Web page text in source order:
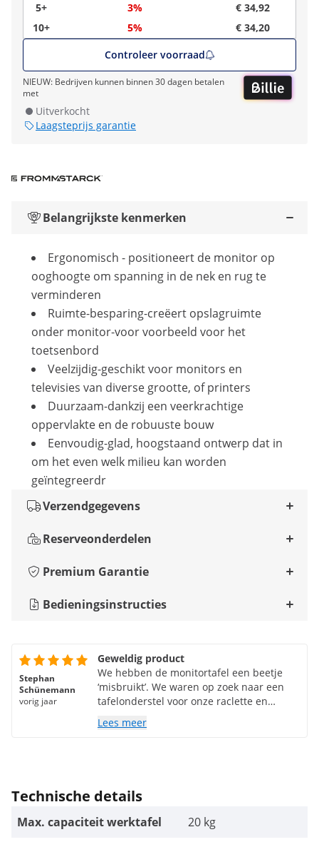
5+
3%
€ 34,92
10+
5%
€ 34,20
Controleer voorraad
NIEUW: Bedrijven kunnen binnen 30 dagen betalen
met
Uitverkocht
Laagsteprijs garantie
Belangrijkste kenmerken
Ergonomisch - positioneert de monitor op
ooghoogte om spanning in de nek en rug te
verminderen
Ruimte-besparing-creëert opslagruimte
onder monitor-voor voorbeeld voor het
toetsenbord
Veelzijdig-geschikt voor monitors en
televisies van diverse grootte, of printers
Duurzaam-dankzij een veerkrachtige
oppervlakte en de robuuste bouw
Eenvoudig-glad, hoogstaand ontwerp dat in
om het even welk milieu kan worden
geïntegreerdr
Verzendgegevens
Reserveonderdelen
Premium Garantie
Bedieningsinstructies
Stephan
Schünemann
vorig jaar
Geweldig product
We hebben de monitortafel een beetje
‘misbruikt’. We waren op zoek naar een
tafelonderstel voor onze raclette en
past precies op de monitortafel, kan
vastgeschroefd. Schuimrubber erop
geplakt en de tafel is klaar. Wij zijn
helemaal tevreden. Ik zou het zeker
Lees meer
Technische details
Max. capaciteit werktafel
20 kg